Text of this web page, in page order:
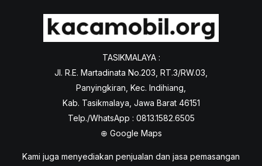
TASIKMALAYA :
Jl. R.E. Martadinata No.203, RT.3/RW.03,
Panyingkiran, Kec. Indihiang,
Kab. Tasikmalaya, Jawa Barat 46151
Telp./WhatsApp : 0813.1582.6505
⊕ Google Maps
Kami juga menyediakan penjualan dan jasa pemasangan